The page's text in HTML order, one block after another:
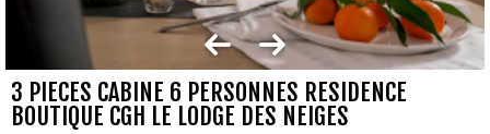
3 PIECES CABINE 6 PERSONNES RESIDENCE
BOUTIQUE CGH LE LODGE DES NEIGES